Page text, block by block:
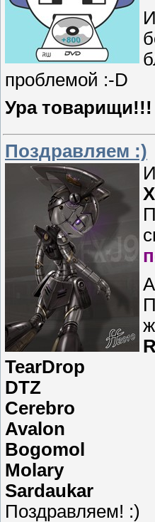
проблемой :-D
Ура товарищи!!!
Поздравляем :)
TearDrop
DTZ
Cerebro
Avalon
Bogomol
Molary
Sardaukar
Поздравляем! :)